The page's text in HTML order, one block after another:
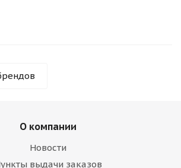
О компании
Новости
выдачи заказов